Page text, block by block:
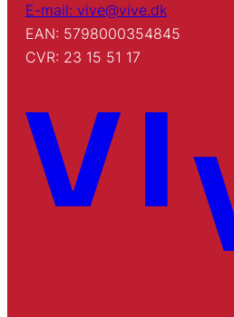
E-mail: vive@vive.dk
EAN: 5798000354845
CVR: 23 15 51 17